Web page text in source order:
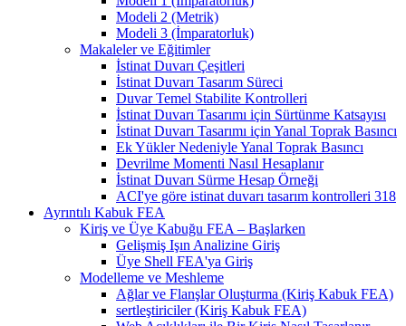
Modeli 2 (Metrik)
Modeli 3 (İmparatorluk)
Makaleler ve Eğitimler
İstinat Duvarı Çeşitleri
İstinat Duvarı Tasarım Süreci
Duvar Temel Stabilite Kontrolleri
İstinat Duvarı Tasarımı için Sürtünme Katsayısı
İstinat Duvarı Tasarımı için Yanal Toprak Basıncı
Ek Yükler Nedeniyle Yanal Toprak Basıncı
Devrilme Momenti Nasıl Hesaplanır
İstinat Duvarı Sürme Hesap Örneği
ACI'ye göre istinat duvarı tasarım kontrolleri 318
Ayrıntılı Kabuk FEA
Kiriş ve Üye Kabuğu FEA – Başlarken
Gelişmiş Işın Analizine Giriş
Üye Shell FEA'ya Giriş
Modelleme ve Meshleme
Ağlar ve Flanşlar Oluşturma (Kiriş Kabuk FEA)
sertleştiriciler (Kiriş Kabuk FEA)